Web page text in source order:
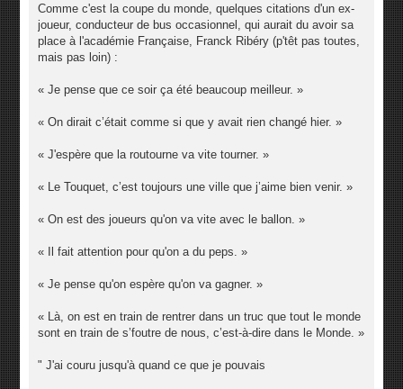
a
g
Comme c'est la coupe du monde, quelques citations d'un ex-
joueur, conducteur de bus occasionnel, qui aurait du avoir sa
place à l'académie Française, Franck Ribéry (p'têt pas toutes,
mais pas loin) :
« Je pense que ce soir ça été beaucoup meilleur. »
« On dirait c’était comme si que y avait rien changé hier. »
« J'espère que la routourne va vite tourner. »
« Le Touquet, c’est toujours une ville que j’aime bien venir. »
« On est des joueurs qu'on va vite avec le ballon. »
« Il fait attention pour qu'on a du peps. »
« Je pense qu'on espère qu'on va gagner. »
« Là, on est en train de rentrer dans un truc que tout le monde
sont en train de s’foutre de nous, c’est-à-dire dans le Monde. »
" J'ai couru jusqu'à quand ce que je pouvais